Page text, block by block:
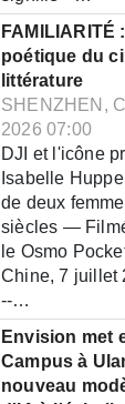
poétique du
littérature
SHENZHEN,
2026 07:00
DJI et l'icône
Isabelle
de deux
siècles —
le Osmo
Chine, 7 juillet
--…
Envision met
Campus à
nouveau